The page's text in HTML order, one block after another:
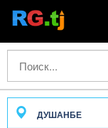
ДУШАНБЕ